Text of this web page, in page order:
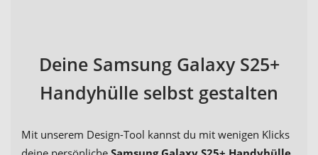
Deine Samsung Galaxy S25+
Handyhülle selbst gestalten
Mit unserem Design-Tool kannst du mit wenigen Klicks